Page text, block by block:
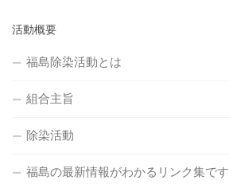
活動概要
福島除染活動とは
組合主旨
除染活動
福島の最新情報がわかるリンク集です